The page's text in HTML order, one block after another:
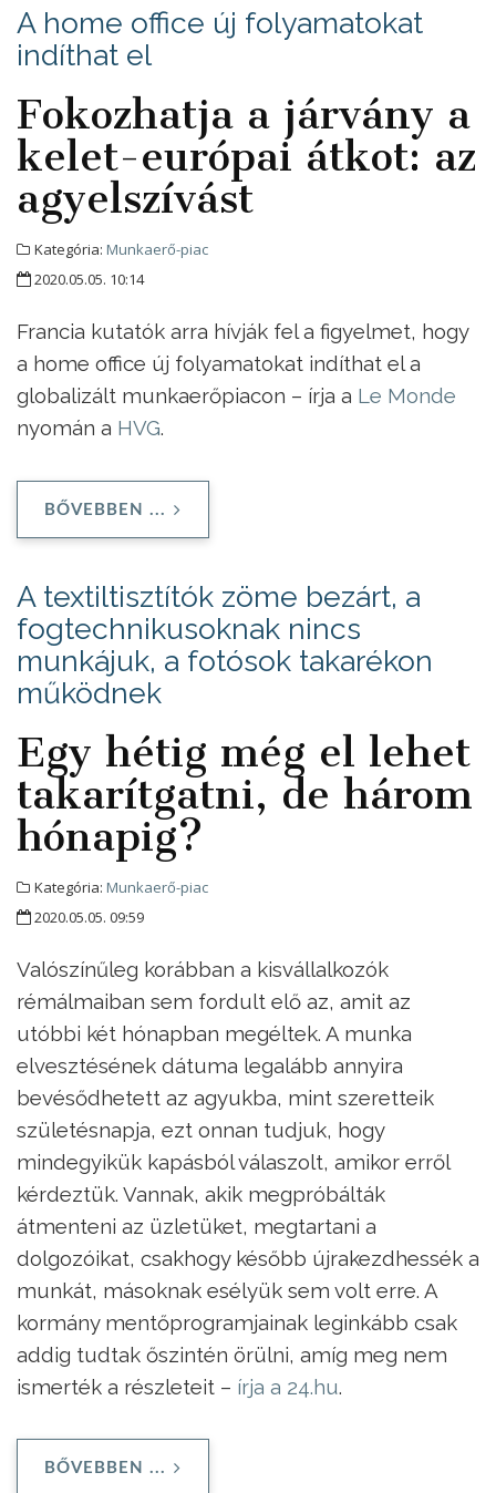
A home office új folyamatokat
indíthat el
Fokozhatja a járvány a
kelet-európai átkot: az
agyelszívást
Kategória: Munkaerő-piac
2020.05.05. 10:14
Francia kutatók arra hívják fel a figyelmet, hogy
a home office új folyamatokat indíthat el a
globalizált munkaerőpiacon – írja a Le Monde
nyomán a HVG.
BŐVEBBEN ...
A textiltisztítók zöme bezárt, a
fogtechnikusoknak nincs
munkájuk, a fotósok takarékon
működnek
Egy hétig még el lehet
takarítgatni, de három
hónapig?
Kategória: Munkaerő-piac
2020.05.05. 09:59
Valószínűleg korábban a kisvállalkozók
rémálmaiban sem fordult elő az, amit az
utóbbi két hónapban megéltek. A munka
elvesztésének dátuma legalább annyira
bevésődhetett az agyukba, mint szeretteik
születésnapja, ezt onnan tudjuk, hogy
mindegyikük kapásból válaszolt, amikor erről
kérdeztük. Vannak, akik megpróbálták
átmenteni az üzletüket, megtartani a
dolgozóikat, csakhogy később újrakezdhessék a
munkát, másoknak esélyük sem volt erre. A
kormány mentőprogramjainak leginkább csak
addig tudtak őszintén örülni, amíg meg nem
ismerték a részleteit – írja a 24.hu.
BŐVEBBEN ...